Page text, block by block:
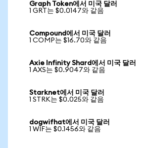
Graph Token에서 미국 달러
1 GRT는 $0.0147와 같음
Compound에서 미국 달러
1 COMP는 $16.70와 같음
Axie Infinity Shard에서 미국 달러
1 AXS는 $0.9047와 같음
Starknet에서 미국 달러
1 STRK는 $0.025와 같음
dogwifhat에서 미국 달러
1 WIF는 $0.1456와 같음